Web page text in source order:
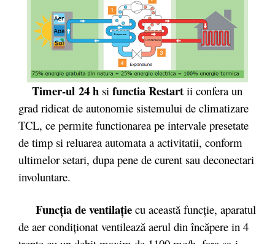
Timer-ul 24 h si functia Restart ii confera un
grad ridicat de autonomie sistemului de climatizare
TCL, ce permite functionarea pe intervale presetate
de timp si reluarea automata a activitatii, conform
ultimelor setari, dupa pene de curent sau deconectari
involuntare.
Funcţia de ventilaţie cu această funcţie, aparatul
de aer condiţionat ventilează aerul din încăpere in 4